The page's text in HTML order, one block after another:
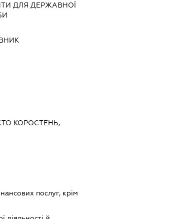
ДЛЯ ДЕРЖАВНОЇ
КОРОСТЕНЬ,
послуг, крім